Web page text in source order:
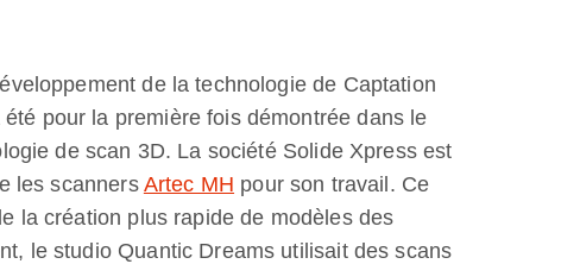
de la technologie de Captation
pour la première fois démontrée dans le
de scan 3D. La société Solide Xpress est
les scanners Artec MH pour son travail. Ce
la création plus rapide de modèles des
le studio Quantic Dreams utilisait des scans